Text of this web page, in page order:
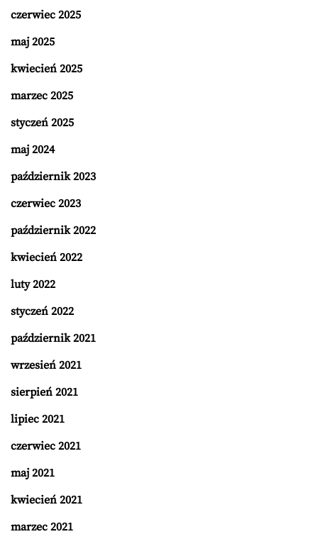
czerwiec 2025
maj 2025
kwiecień 2025
marzec 2025
styczeń 2025
maj 2024
październik 2023
czerwiec 2023
październik 2022
kwiecień 2022
luty 2022
styczeń 2022
październik 2021
wrzesień 2021
sierpień 2021
lipiec 2021
czerwiec 2021
maj 2021
kwiecień 2021
marzec 2021